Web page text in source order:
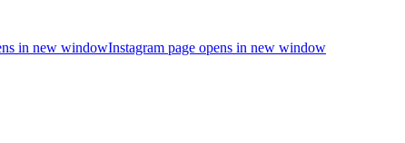
in new windowInstagram page opens in new window